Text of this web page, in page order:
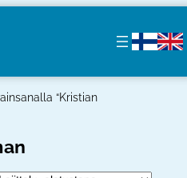
“Kristian